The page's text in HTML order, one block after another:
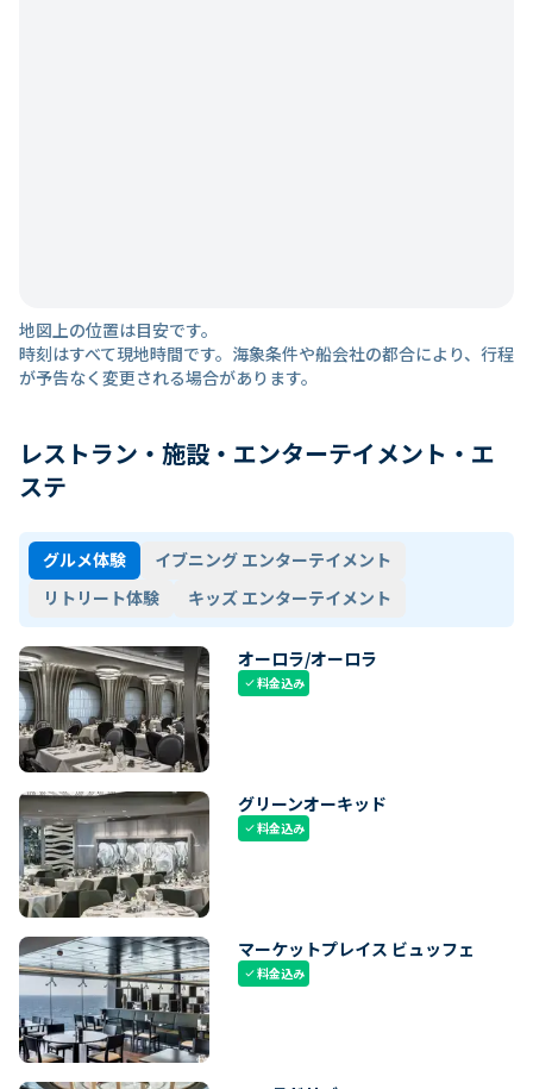
地図上の位置は目安です。
時刻はすべて現地時間です。海象条件や船会社の都合により、行程
が予告なく変更される場合があります。
レストラン・施設・エンターテイメント・エ
ステ
グルメ体験
イブニング エンターテイメント
リトリート体験
キッズ エンターテイメント
オーロラ/オーロラ
check料金込み
グリーンオーキッド
check料金込み
マーケットプレイス ビュッフェ
check料金込み